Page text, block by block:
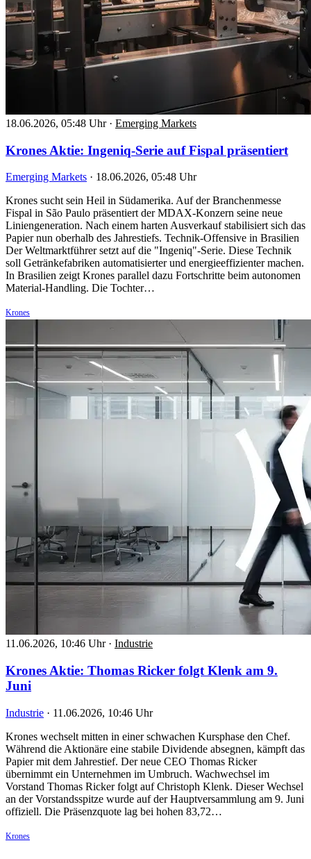
18.06.2026, 05:48 Uhr · Emerging Markets
Krones Aktie: Ingeniq-Serie auf Fispal präsentiert
Emerging Markets · 18.06.2026, 05:48 Uhr
Krones sucht sein Heil in Südamerika. Auf der Branchenmesse
Fispal in São Paulo präsentiert der MDAX-Konzern seine neue
Liniengeneration. Nach einem harten Ausverkauf stabilisiert sich das
Papier nun oberhalb des Jahrestiefs. Technik-Offensive in Brasilien
Der Weltmarktführer setzt auf die "Ingeniq"-Serie. Diese Technik
soll Getränkefabriken automatisierter und energieeffizienter machen.
In Brasilien zeigt Krones parallel dazu Fortschritte beim autonomen
Material-Handling. Die Tochter…
Krones
11.06.2026, 10:46 Uhr · Industrie
Krones Aktie: Thomas Ricker folgt Klenk am 9.
Juni
Industrie · 11.06.2026, 10:46 Uhr
Krones wechselt mitten in einer schwachen Kursphase den Chef.
Während die Aktionäre eine stabile Dividende absegnen, kämpft das
Papier mit dem Jahrestief. Der neue CEO Thomas Ricker
übernimmt ein Unternehmen im Umbruch. Wachwechsel im
Vorstand Thomas Ricker folgt auf Christoph Klenk. Dieser Wechsel
an der Vorstandsspitze wurde auf der Hauptversammlung am 9. Juni
offiziell. Die Präsenzquote lag bei hohen 83,72…
Krones